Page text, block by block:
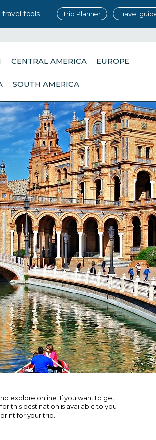
travel tools Trip Planner Travel
CENTRAL AMERICA EUROPE
SOUTH AMERICA
explore online. If you want to get
this destination is available to you
for your trip.​